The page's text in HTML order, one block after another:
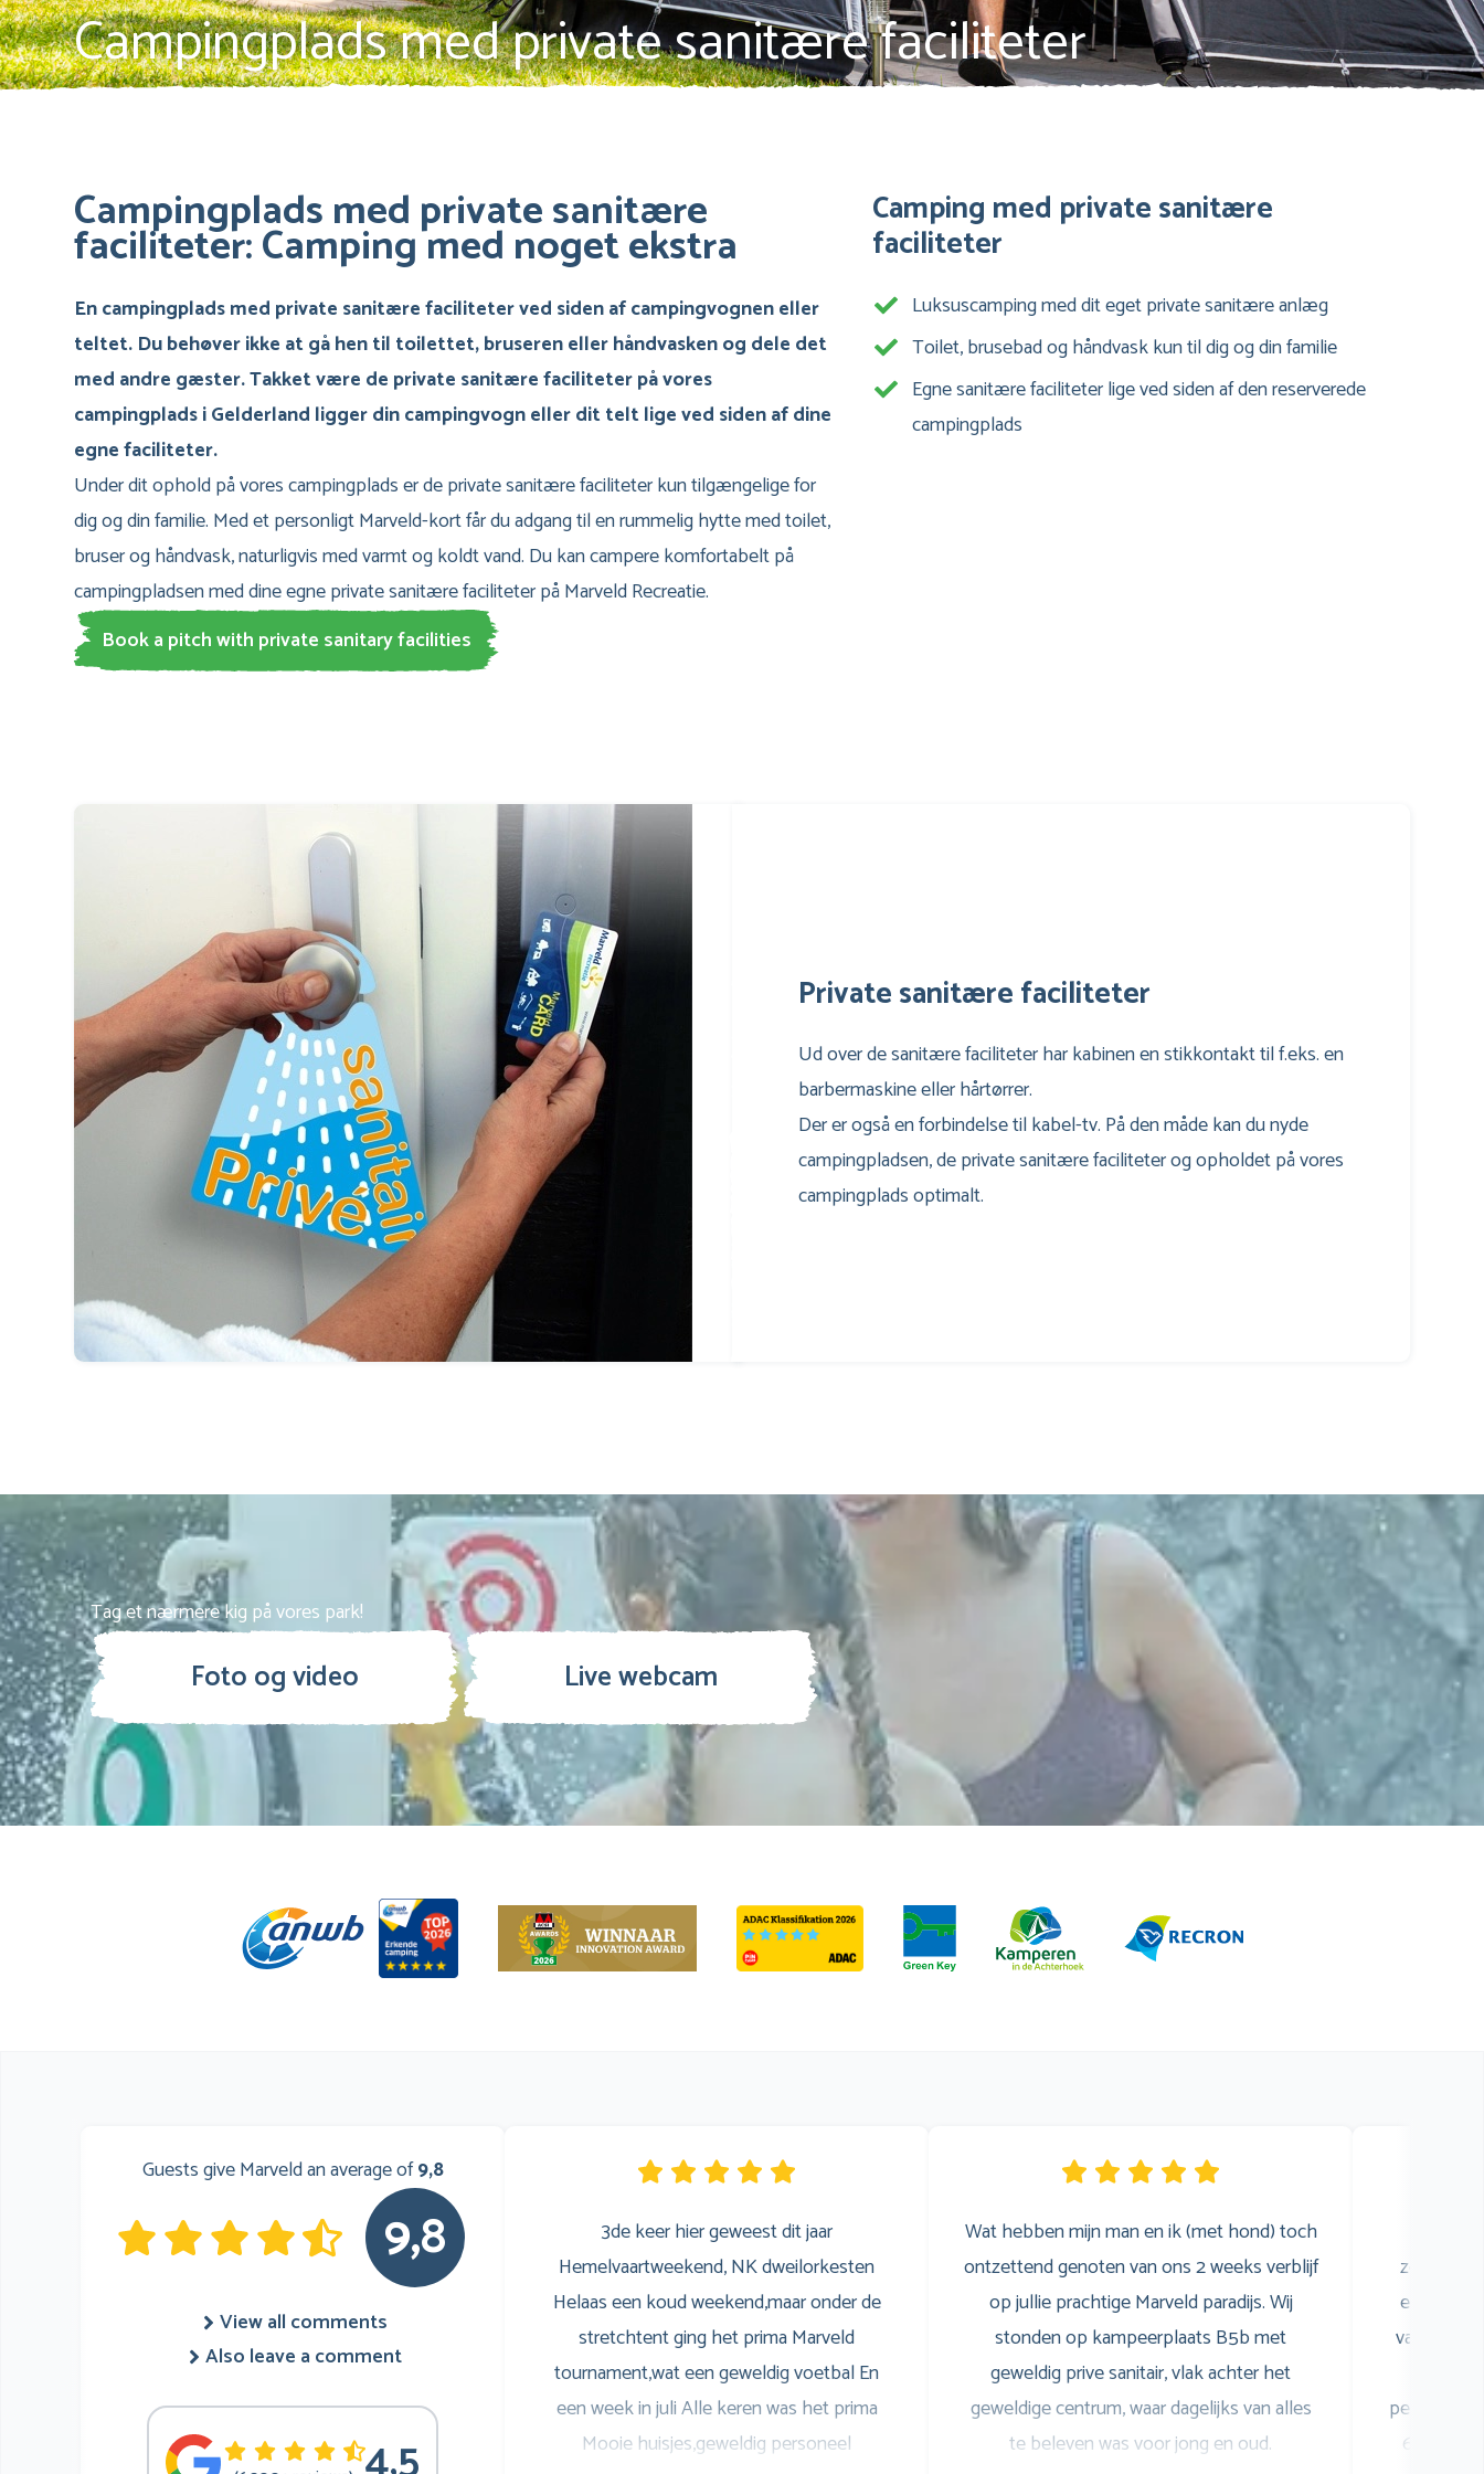
Campingplads med private sanitære faciliteter
Campingplads med private sanitære
faciliteter: Camping med noget ekstra
En campingplads med private sanitære faciliteter ved siden af campingvognen eller
teltet. Du behøver ikke at gå hen til toilettet, bruseren eller håndvasken og dele det
med andre gæster. Takket være de private sanitære faciliteter på vores
campingplads i Gelderland ligger din campingvogn eller dit telt lige ved siden af dine
egne faciliteter.
Under dit ophold på vores campingplads er de private sanitære faciliteter kun tilgængelige for
dig og din familie. Med et personligt Marveld-kort får du adgang til en rummelig hytte med toilet,
bruser og håndvask, naturligvis med varmt og koldt vand. Du kan campere komfortabelt på
campingpladsen med dine egne private sanitære faciliteter på Marveld Recreatie.
Book a pitch with private sanitary facilities
Camping med private sanitære
faciliteter
Luksuscamping med dit eget private sanitære anlæg
Toilet, brusebad og håndvask kun til dig og din familie
Egne sanitære faciliteter lige ved siden af den reserverede
campingplads
Private sanitære faciliteter
Ud over de sanitære faciliteter har kabinen en stikkontakt til f.eks. en
barbermaskine eller hårtørrer.
Der er også en forbindelse til kabel-tv. På den måde kan du nyde
campingpladsen, de private sanitære faciliteter og opholdet på vores
campingplads optimalt.
Tag et nærmere kig på vores park!
Foto og video Live webcam
Guests give Marveld an average of9,8
9,8
View all comments
Also leave a comment
3de keer hier geweest dit jaar
Hemelvaartweekend, NK dweilorkesten
Helaas een koud weekend,maar onder de
stretchtent ging het prima Marveld
tournament,wat een geweldig voetbal En
een week in juli Alle keren was het prima
Mooie huisjes,geweldig personeel
Wat hebben mijn man en ik (met hond) toch
ontzettend genoten van ons 2 weeks verblijf
op jullie prachtige Marveld paradijs. Wij
stonden op kampeerplaats B5b met
geweldig prive sanitair, vlak achter het
geweldige centrum, waar dagelijks van alles
te beleven was voor jong en oud.
een
van het
personeel
6 heeft